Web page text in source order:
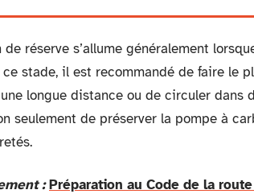
de réserve s’allume généralement
ce stade, il est recommandé de faire le
longue distance ou de circuler dans
seulement de préserver la pompe à
: Préparation au Code de la